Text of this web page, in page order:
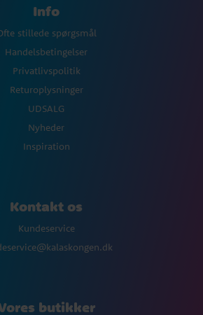
Info
stillede spørgsmål
Handelsbetingelser
Privatlivspolitik
Returoplysninger
UDSALG
Nyheder
Inspiration
Kontakt os
Kundeservice
butikker